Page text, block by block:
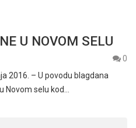
U NOVOM SELU
0
2016. – U povodu blagdana
Novom selu kod…